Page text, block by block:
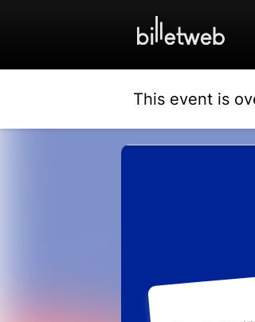
This event is